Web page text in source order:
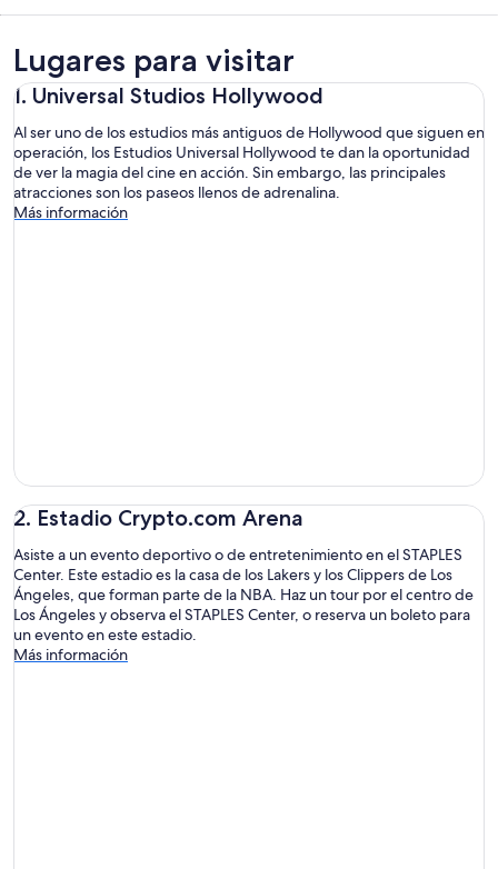
Lugares para visitar
1. Universal Studios Hollywood
Al ser uno de los estudios más antiguos de Hollywood que siguen en
operación, los Estudios Universal Hollywood te dan la oportunidad
de ver la magia del cine en acción. Sin embargo, las principales
atracciones son los paseos llenos de adrenalina.
Más información
2. Estadio Crypto.com Arena
Asiste a un evento deportivo o de entretenimiento en el STAPLES
Center. Este estadio es la casa de los Lakers y los Clippers de Los
Ángeles, que forman parte de la NBA. Haz un tour por el centro de
Los Ángeles y observa el STAPLES Center, o reserva un boleto para
un evento en este estadio.
Más información